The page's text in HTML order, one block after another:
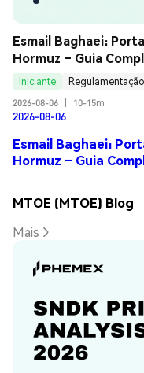
Esmail Baghaei:
Hormuz – Guia
Iniciante
Regulamentação
2026-08-06
10-15m
2026-08-06
Esmail Baghaei:
Hormuz – Guia
MTOE (MTOE) Blog
Mais